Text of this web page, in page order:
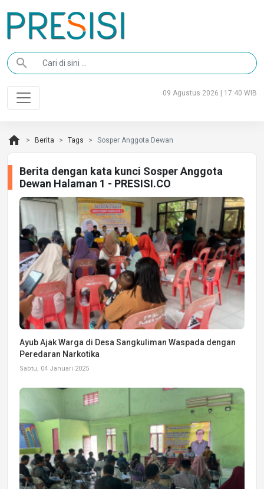
search
09 Agustus 2026 | 17:40 WIB
home Berita Tags Sosper Anggota Dewan
Berita dengan kata kunci Sosper Anggota
Dewan Halaman 1 - PRESISI.CO
Ayub Ajak Warga di Desa Sangkuliman Waspada dengan
Peredaran Narkotika
Sabtu, 04 Januari 2025